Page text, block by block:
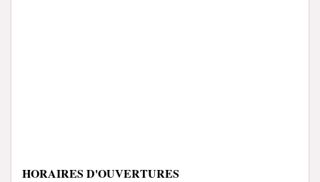
HORAIRES D'OUVERTURES